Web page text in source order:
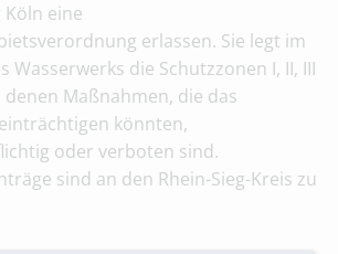
eine
er­lassen. Sie legt im
Wasserwerks die Schutzzonen I, II, III
denen Maßnah­men, die das
könnten,
oder verboten sind.
sind an den Rhein-Sieg-Kreis zu